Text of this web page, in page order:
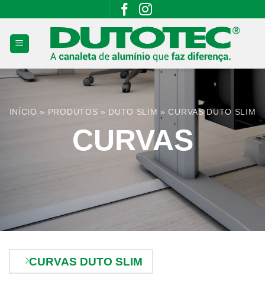
to
content
INÍCIO » PRODUTOS » DUTO SLIM » CURVAS DUTO SLIM
CURVAS
CURVAS DUTO SLIM